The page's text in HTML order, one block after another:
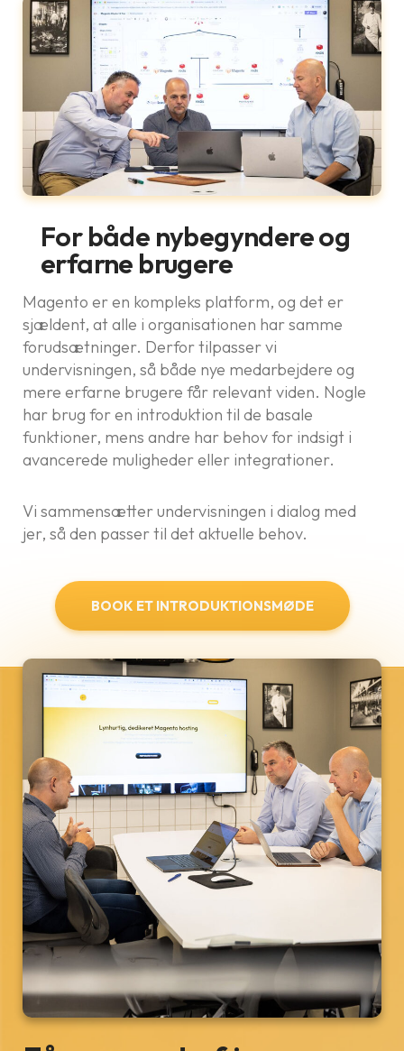
For både nybegyndere og
erfarne brugere
Magento er en kompleks platform, og det er
sjældent, at alle i organisationen har samme
forudsætninger. Derfor tilpasser vi
undervisningen, så både nye medarbejdere og
mere erfarne brugere får relevant viden. Nogle
har brug for en introduktion til de basale
funktioner, mens andre har behov for indsigt i
avancerede muligheder eller integrationer.
Vi sammensætter undervisningen i dialog med
jer, så den passer til det aktuelle behov.
BOOK ET INTRODUKTIONSMØDE